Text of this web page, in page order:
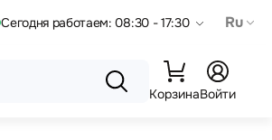
Сегодня работаем: 08:30 - 17:30 Ru
КорзинаВойти